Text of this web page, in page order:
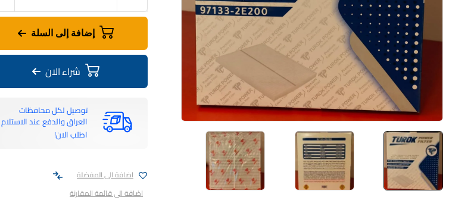
إضافة إلى السلة
شراء الان
توصيل لكل محافظات
العراق والدفع عند الاستلام
اطلب الان!
اضافة الى المفضلة
اضافة الى قائمة المقارنة